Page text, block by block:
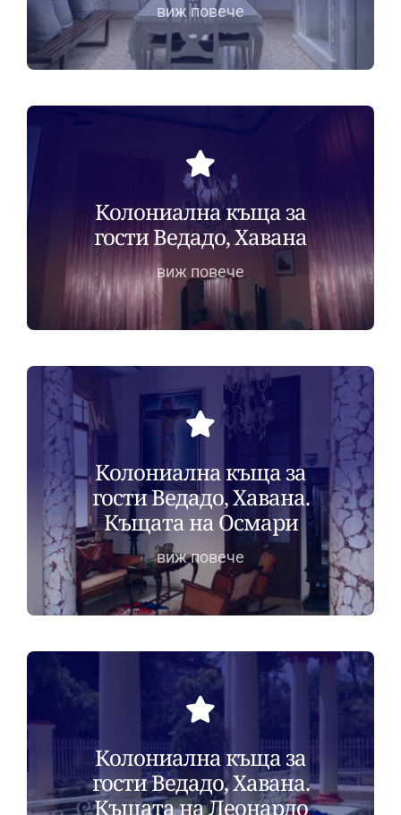
виж повече
Колониална къща за
гости Ведадо, Хавана
виж повече
Колониална къща за
гости Ведадо, Хавана.
Къщата на Осмари
виж повече
Колониална къща за
гости Ведадо, Хавана.
Къщата на Леонардо